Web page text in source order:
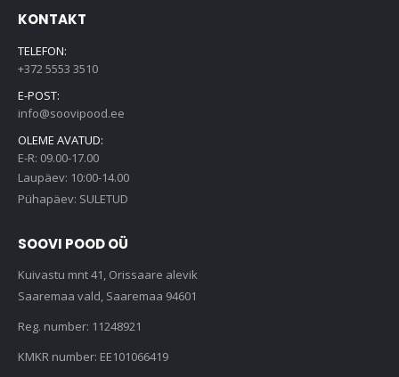
KONTAKT
TELEFON:
+372 5553 3510
E-POST:
info@soovipood.ee
OLEME AVATUD:
E-R: 09.00-17.00
Laupäev: 10:00-14.00
Pühapäev: SULETUD
SOOVI POOD OÜ
Kuivastu mnt 41, Orissaare alevik
Saaremaa vald, Saaremaa 94601
Reg. number: 11248921
KMKR number: EE101066419